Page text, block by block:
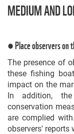
MEDIUM AND
● Place observers on
The presence of
these fishing
impact on the
In addition,
conservation
are complied
observers'